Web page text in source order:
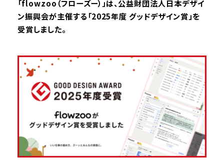
「flowzoo（フローズー）」は、公益財団法人日本デザイ
ン振興会が主催する「2025年度 グッドデザイン賞」を
受賞しました。